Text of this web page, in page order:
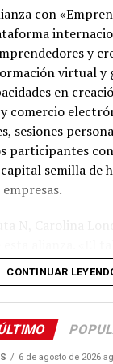
Plaza Cines, el
el patrimonio
de
Palmas albergará
alto», un mural
con
y
virtual y
en
comercio
sesiones
participantes
semilla de
conocimiento
las ideas en
trabajamos para
empresa en
Ruta N
CONTINUAR
6 de agosto de 2026